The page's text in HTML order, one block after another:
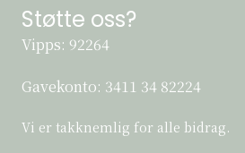
Støtte oss?
Vipps: 92264
Gavekonto: 3411 34 82224
Vi er takknemlig for alle bidrag.